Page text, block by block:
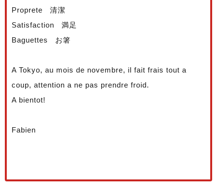
Proprete 清潔
Satisfaction 満足
Baguettes お箸
A Tokyo, au mois de novembre, il fait frais tout a
coup, attention a ne pas prendre froid.
A bientot!
Fabien